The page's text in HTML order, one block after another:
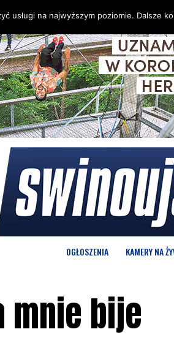
OGŁOSZENIA KAMERY NA
mnie bije
usługi na najwyższym poziomie. Dalsze